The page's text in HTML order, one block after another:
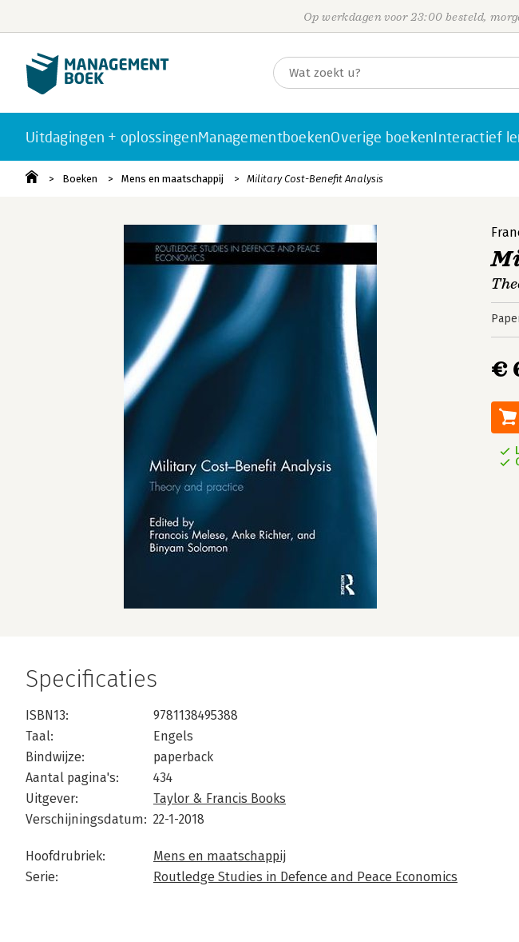
Op werkdagen voor 23:00 besteld,
Uitdagingen + oplossingenManagementboekenOverige boekenInteractief
Boeken Mens en maatschappij Military Cost-Benefit Analysis
€
Specificaties
ISBN13:
9781138495388
Taal:
Engels
Bindwijze:
paperback
Aantal pagina's:
434
Uitgever:
Taylor & Francis Books
Verschijningsdatum: 22-1-2018
Hoofdrubriek:
Mens en maatschappij
Serie:
Routledge Studies in Defence and Peace Economics